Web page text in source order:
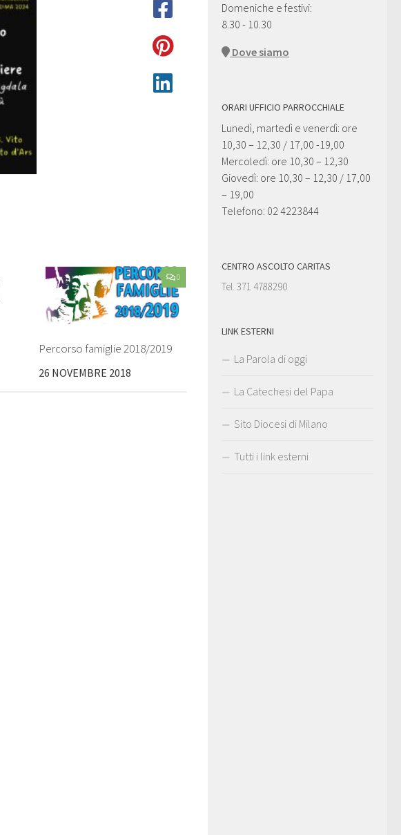
0
Percorso famiglie 2018/2019
26 NOVEMBRE 2018
Domeniche e festivi:
8.30 - 10.30
Dove siamo
ORARI UFFICIO PARROCCHIALE
Lunedì, martedì e venerdì: ore
10,30 – 12,30 / 17,00 -19,00
Mercoledì: ore 10,30 – 12,30
Giovedì: ore 10,30 – 12,30 / 17,00
– 19,00
Telefono: 02 4223844
CENTRO ASCOLTO CARITAS
Tel. 371 4788290
LINK ESTERNI
La Parola di oggi
La Catechesi del Papa
Sito Diocesi di Milano
Tutti i link esterni